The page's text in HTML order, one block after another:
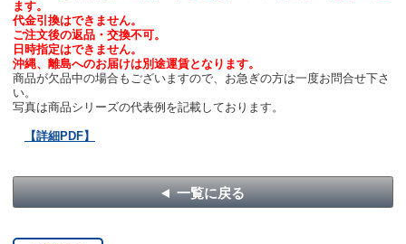
ます。
代金引換はできません。
ご注文後の返品・交換不可。
日時指定はできません。
沖縄、離島へのお届けは別途運賃となります。
商品が欠品中の場合もございますので、お急ぎの方は一度お問合せ下さ
い。
写真は商品シリーズの代表例を記載しております。
【詳細PDF】
一覧に戻る